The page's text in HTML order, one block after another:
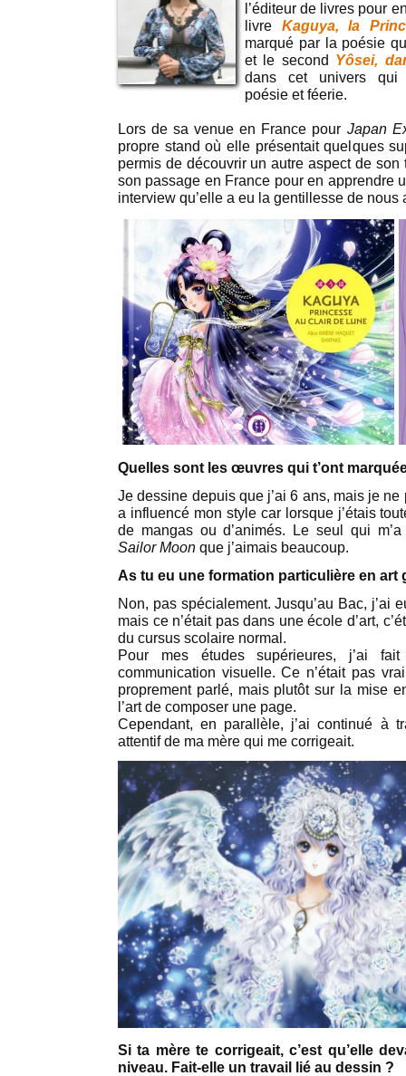
l’éditeur de livres pour
livre Kaguya, la
marqué par la poésie
et le second Yôsei,
dans cet univers qui
poésie et féerie.
Lors de sa venue en France pour Japan
propre stand où elle présentait quelques
permis de découvrir un autre aspect de
son passage en France pour en apprendre
interview qu’elle a eu la gentillesse de nous
Quelles sont les œuvres qui t’ont
Je dessine depuis que j’ai 6 ans, mais je
a influencé mon style car lorsque j’étais
de mangas ou d’animés. Le seul qui
Sailor Moon que j’aimais beaucoup.
As tu eu une formation particulière en art
Non, pas spécialement. Jusqu’au Bac, j’ai
mais ce n’était pas dans une école d’art,
du cursus scolaire normal.
Pour mes études supérieures, j’ai
communication visuelle. Ce n’était pas
proprement parlé, mais plutôt sur la mise
l’art de composer une page.
Cependant, en parallèle, j’ai continué à
attentif de ma mère qui me corrigeait.
Si ta mère te corrigeait, c’est qu’elle
niveau. Fait-elle un travail lié au dessin ?